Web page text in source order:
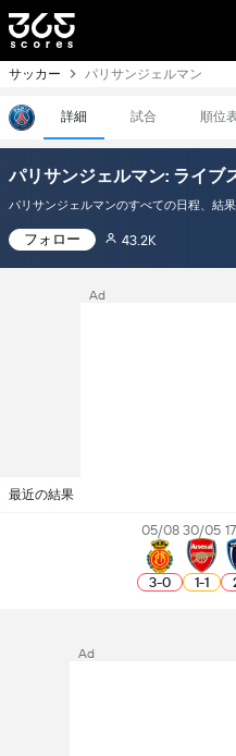
サッカー パリサンジェルマン
詳細 試合 順位
パリサンジェルマン: ライブ
パリサンジェルマンのすべての日程、結
フォロー 43.2K
Ad
最近の結果
05/08
3-0
30/05
1-1
Ad